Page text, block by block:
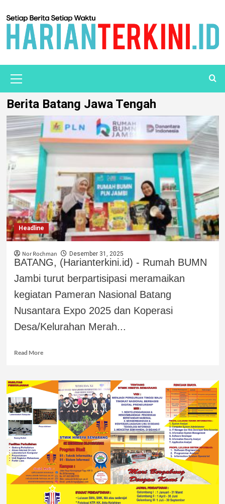
Berita Batang Jawa Tengah
Headline
Nor Rochman Desember 31, 2025
BATANG, (Harianterkini.id) - Rumah BUMN
Jambi turut berpartisipasi meramaikan
kegiatan Pameran Nasional Batang
Nusantara Expo 2025 dan Koperasi
Desa/Kelurahan Merah...
Read More